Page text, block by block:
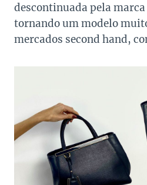
descontinuada pela
tornando um modelo
mercados second hand,